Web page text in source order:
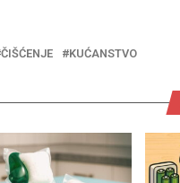
ČIŠĆENJE KUĆANSTVO